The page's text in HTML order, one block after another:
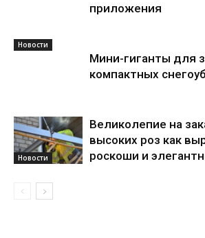
приложения
Новости
Мини-гиганты для
компактных
Новости
Великолепие на
высоких роз как
роскоши и